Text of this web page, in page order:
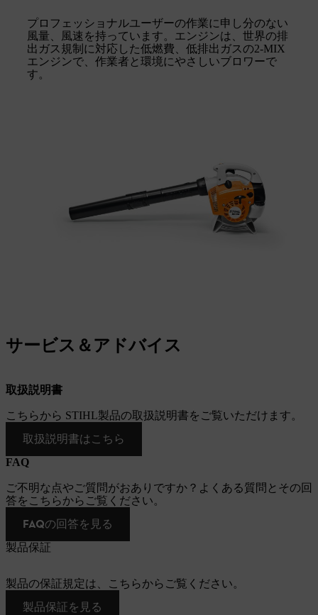
プロフェッショナルユーザーの作業に申し分のない
風量、風速を持っています。エンジンは、世界の排
出ガス規制に対応した低燃費、低排出ガスの2-MIX
エンジンで、作業者と環境にやさしいブロワーで
す。
サービス＆アドバイス
取扱説明書
こちらから STIHL製品の取扱説明書をご覧いただけます。
取扱説明書はこちら
FAQ
ご不明な点やご質問がおありですか？よくある質問とその回
答をこちらからご覧ください。
FAQの回答を見る
製品保証
製品の保証規定は、こちらからご覧ください。
製品保証を見る